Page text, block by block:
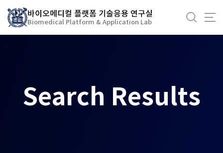
바이오메디컬 플랫폼 기술응용 연구실
Biomedical Platform & Application Lab
Search Results